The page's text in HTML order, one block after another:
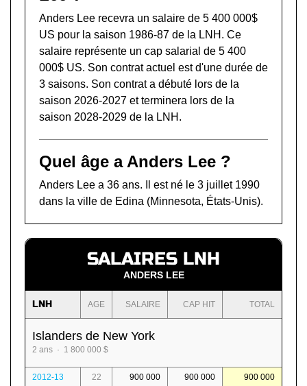
Anders Lee recevra un salaire de 5 400 000$
US pour la saison 1986-87 de la LNH. Ce
salaire représente un cap salarial de 5 400
000$ US. Son contrat actuel est d'une durée de
3 saisons. Son contrat a débuté lors de la
saison 2026-2027 et terminera lors de la
saison 2028-2029 de la LNH.
Quel âge a Anders Lee ?
Anders Lee a 36 ans. Il est né le 3 juillet 1990
dans la ville de Edina (Minnesota, États-Unis).
SALAIRES LNH
ANDERS LEE
LNH AGE SALAIRE CAP HIT TOTAL
Islanders de New York
2 ans · 1 800 000 $
2012-13 22 900 000 900 000 900 000